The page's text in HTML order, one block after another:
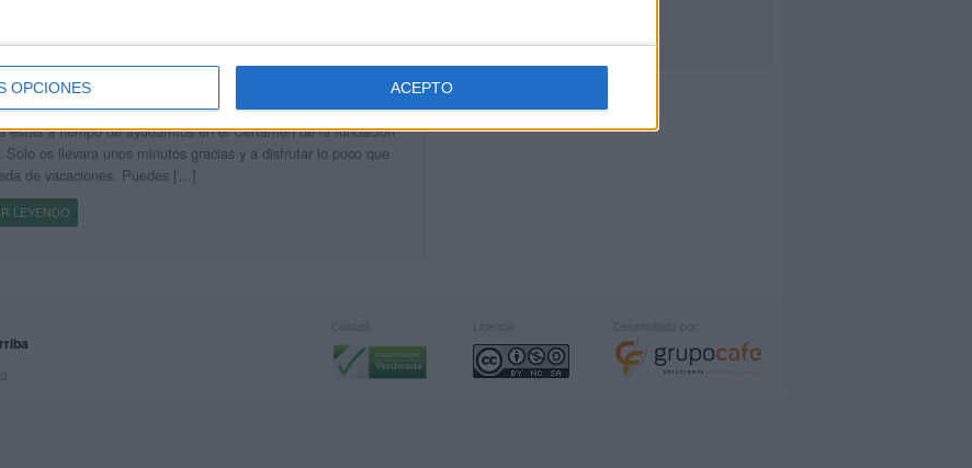
OPCIONES ACEPTO
como proyecto innovador en los Premios TIC
estas a tiempo de ayudarmos en el Certamen de la fundación
Solo os llevara unos minutos gracias y a disfrutar lo poco que
de vacaciones. Puedes […]
LEYENDO